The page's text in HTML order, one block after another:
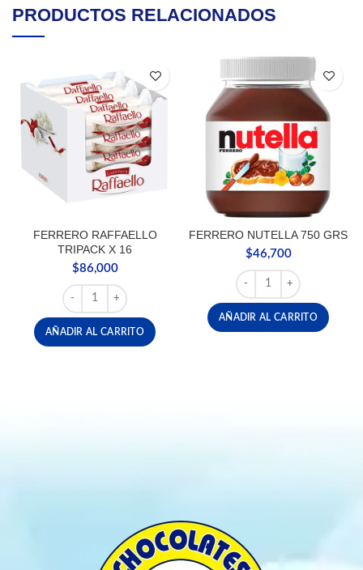
PRODUCTOS RELACIONADOS
FERRERO RAFFAELLO
TRIPACK X 16
$86,000
FERRERO RAFFAELLO TRIPACK X 16 cantidad
AÑADIR AL CARRITO
FERRERO NUTELLA 750 GRS
$46,700
FERRERO NUTELLA
AÑADIR AL CARRITO